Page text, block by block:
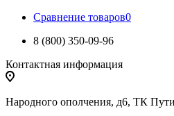
Сравнение товаров0
8 (800) 350-09-96
Контактная информация
Народного ополчения, д6, ТК